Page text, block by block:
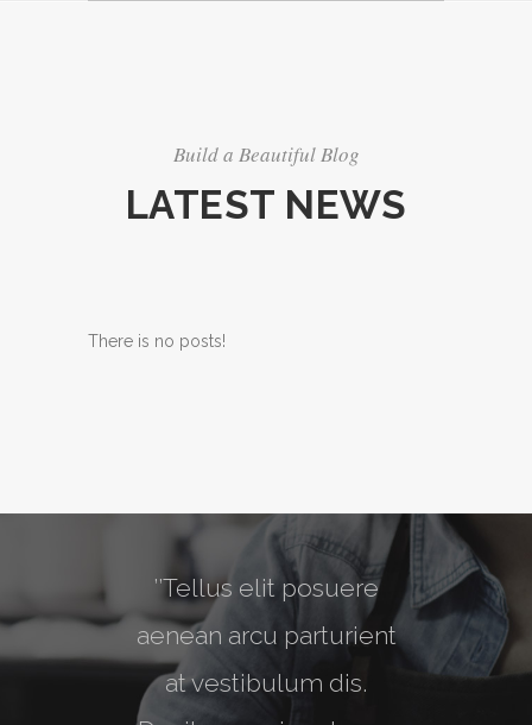
Build a Beautiful Blog
LATEST NEWS
There is no posts!
’’Tellus elit posuere
aenean arcu parturient
at vestibulum dis.